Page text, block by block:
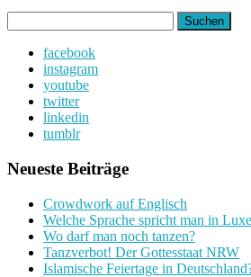
nach:
facebook
instagram
youtube
twitter
linkedin
tumblr
Neueste Beiträge
Crowdwork auf Englisch
Welche Sprache spricht man in
Wo darf man noch tanzen?
Tanzverbot! Der Gottesstaat NRW
Islamische Feiertage in